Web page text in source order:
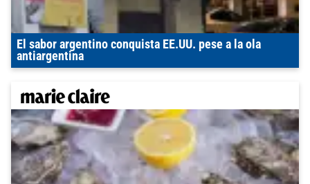
El sabor argentino conquista EE.UU. pese a la ola
antiargentina